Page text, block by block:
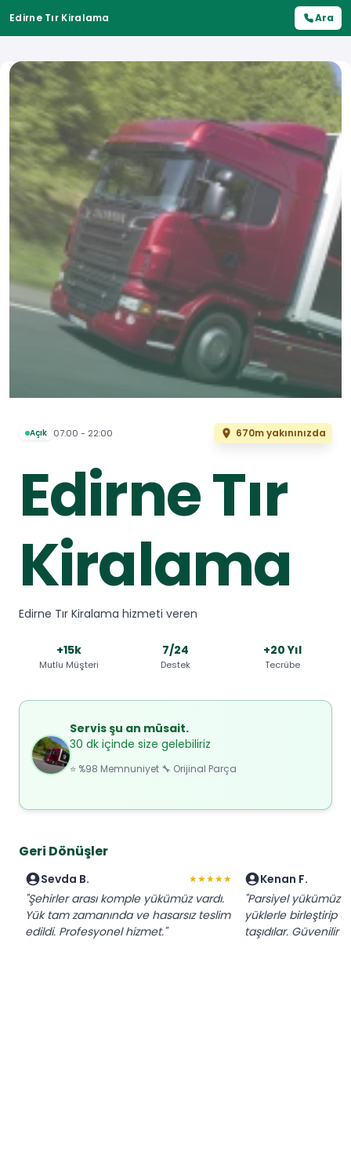
Edirne Tır Kiralama Ara
Açık 07:00 - 22:00 670m yakınınızda
Edirne Tır
Kiralama
Edirne Tır Kiralama hizmeti veren
+15k
Mutlu Müşteri
7/24
Destek
+20 Yıl
Tecrübe
Servis şu an müsait.
30 dk içinde size gelebiliriz
⭐ %98 Memnuniyet 🔧 Orijinal Parça
Geri Dönüşler
Sevda B. ★★★★★
"Şehirler arası komple yükümüz vardı.
Yük tam zamanında ve hasarsız teslim
edildi. Profesyonel hizmet."
Kenan F.
"Parsiyel yükümüz
yüklerle birleştirip
taşıdılar. Güvenilir